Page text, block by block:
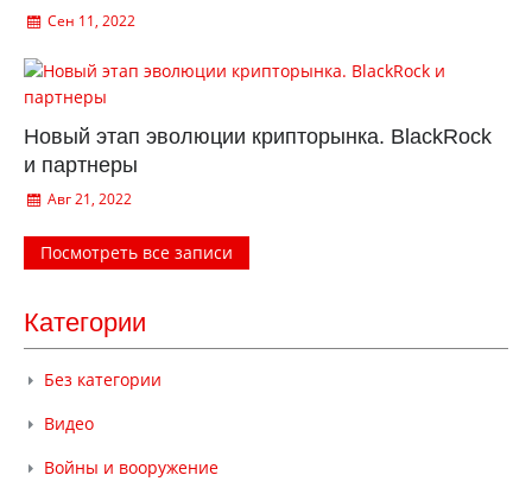
Сен 11, 2022
Новый этап эволюции крипторынка. BlackRock
и партнеры
Авг 21, 2022
Посмотреть все записи
Категории
Без категории
Видео
Войны и вооружение